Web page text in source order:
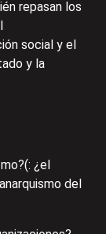
repasan los
social y el
y la
¿el
del